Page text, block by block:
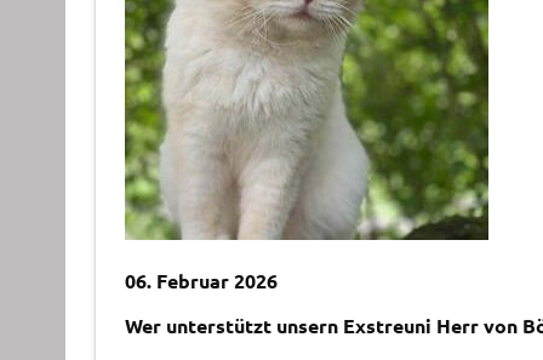
06. Februar 2026
Wer unterstützt unsern Exstreuni Herr von